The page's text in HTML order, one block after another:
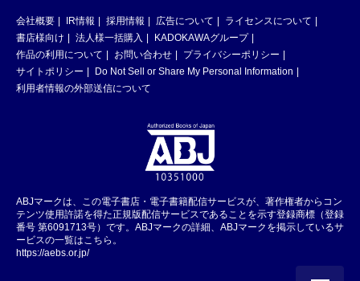
会社概要 IR情報 採用情報 広告について
ライセンスについて
書店様向け
法人様一括購入
KADOKAWAグループ
作品の利用について
お問い合わせ
プライバシーポリシー
サイトポリシー
Do Not Sell or Share My Personal Information
利用者情報の外部送信について
ABJマークは、この電子書店・電子書籍配信サービスが、著作権者からコン
テンツ使用許諾を得た正規版配信サービスであることを示す登録商標（登録
番号 第6091713号）です。ABJマークの詳細、ABJマークを掲示しているサ
ービスの一覧はこちら。
https://aebs.or.jp/